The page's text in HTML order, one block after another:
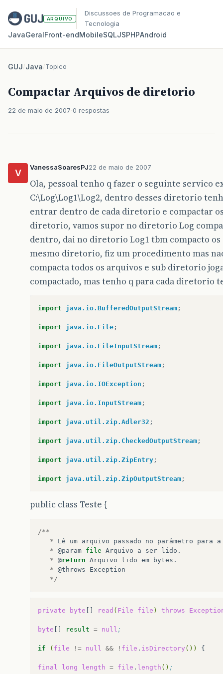
ARQUIVO
Discussoes de Programacao e
Tecnologia
JavaGeralFront‑endMobileSQLJSPHPAndroid
GUJ/Java/Topico
Compactar Arquivos de diretorio
22 de maio de 2007 0 respostas
V
VanessaSoaresPJ22 de maio de 2007
Ola, pessoal tenho q fazer o seguinte servico
C:\Log\Log1\Log2, dentro desses diretorio
entrar dentro de cada diretorio e compactar
diretorio, vamos supor no diretorio Log
dentro, dai no diretorio Log1 tbm compacto
mesmo diretorio, fiz um procedimento mas
compacta todos os arquivos e sub diretorio
compactado, mas tenho q para cada diretorio
import java.io.BufferedOutputStream ;
import java.io.File ;
import java.io.FileInputStream ;
import java.io.FileOutputStream ;
import java.io.IOException ;
import java.io.InputStream ;
import java.util.zip.Adler32 ;
import java.util.zip.CheckedOutputStream ;
import java.util.zip.ZipEntry ;
import java.util.zip.ZipOutputStream ;
public class Teste {
/**
*
Lê um arquivo passado no parâmetro para
a
* @param file Arquivo a ser lido .
* @return Arquivo lido em bytes .
* @throws
Exception
*/
private byte read ( File file ) throws
byte result = null ;
if ( file != null && ! file . isDirectory ()) {
final long length = file . length () ;